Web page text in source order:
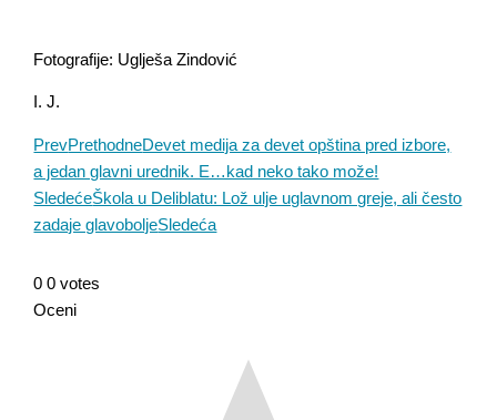
Fotografije: Uglješa Zindović
I. J.
PrevPrethodneDevet medija za devet opština pred izbore,
a jedan glavni urednik. E…kad neko tako može!
SledećeŠkola u Deliblatu: Lož ulje uglavnom greje, ali često
zadaje glavoboljeSledeća
0 0 votes
Oceni